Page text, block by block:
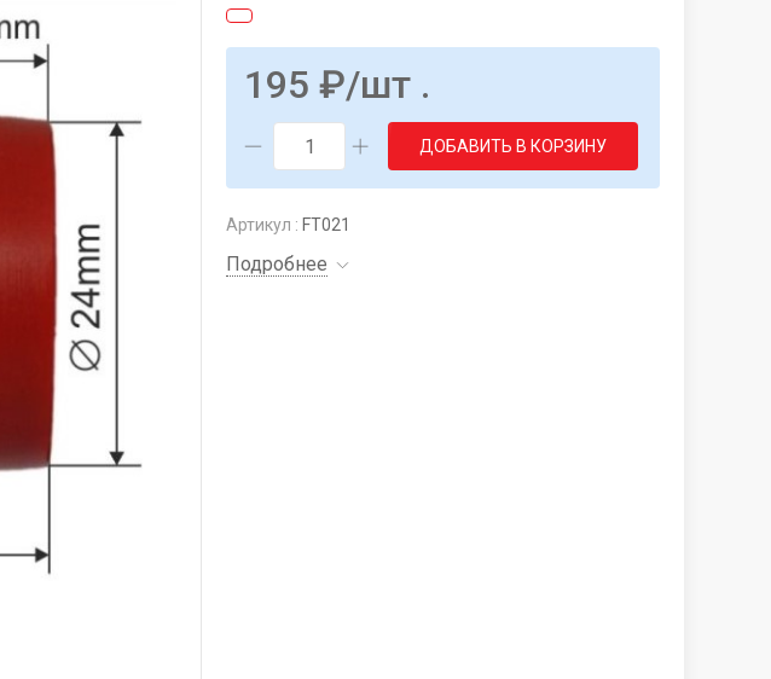
195 ₽/шт .
ДОБАВИТЬ В КОРЗИНУ
Артикул : FT021
Подробнее